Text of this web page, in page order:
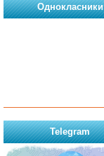
Однокласники
Telegram